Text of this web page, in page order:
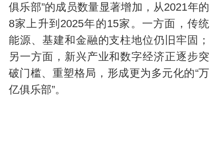
俱乐部”的成员数量显著增加，从2021年的
8家上升到2025年的15家。一方面，传统
能源、基建和金融的支柱地位仍旧牢固；
另一方面，新兴产业和数字经济正逐步突
破门槛、重塑格局，形成更为多元化的“万
亿俱乐部”。